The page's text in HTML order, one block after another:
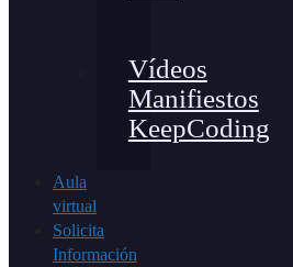
Vídeos
Manifiestos
KeepCoding
Aula
virtual
Solicita
Información